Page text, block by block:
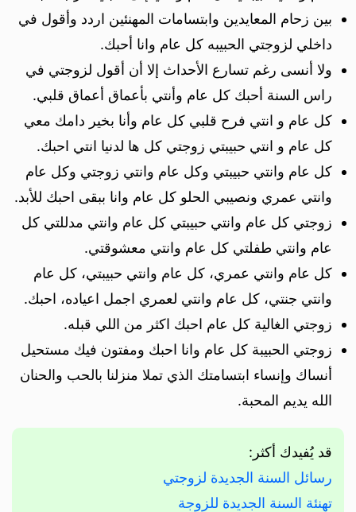
بين زحام المعايدين وابتسامات المهنئين اردد وأقول في
داخلي لزوجتي الحبيبه كل عام وانا أحبك.
ولا أنسى رغم تسارع الأحداث إلا أن أقول لزوجتي في
راس السنة أحبك كل عام وأنتي بأعماق أعماق قلبي.
كل عام و انتي فرح قلبي كل عام وأنا بخير دامك معي
كل عام و انتي حبيبتي زوجتي كل ها لدنيا انتي احبك.
كل عام وانتي حبيبتي وكل عام وانتي زوجتي وكل عام
وانتي عمري ونصيبي الحلو كل عام وانا ببقى احبك للأبد.
زوجتي كل عام وانتي حبيبتي كل عام وانتي مدللتي كل
عام وانتي طفلتي كل عام وانتي معشوقتي.
كل عام وانتي عمري، كل عام وانتي حبيبتي، كل عام
وانتي جنتي، كل عام وانتي لعمري اجمل اعياده، احبك.
زوجتي الغالية كل عام احبك اكثر من اللي قبله.
زوجتي الحبيبة كل عام وانا احبك ومفتون فيك مستحيل
أنساك وإنساء ابتسامتك الذي تملا منزلنا بالحب والحنان
الله يديم المحبة.
قد يُفيدك أكثر:
رسائل السنة الجديدة لزوجتي
تهنئة السنة الجديدة للزوجة